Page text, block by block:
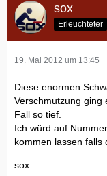
sox
Erleuchteter
19. Mai 2012 um 13:45
Diese enormen
Verschmutzung ging
Fall so tief.
Ich würd auf
kommen lassen falls
sox